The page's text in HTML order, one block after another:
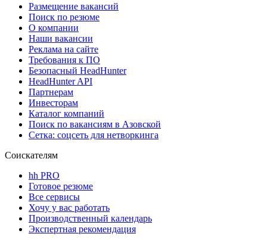
Размещение вакансий
Поиск по резюме
О компании
Наши вакансии
Реклама на сайте
Требования к ПО
Безопасный HeadHunter
HeadHunter API
Партнерам
Инвесторам
Каталог компаний
Поиск по вакансиям в Азовской
Сетка: соцсеть для нетворкинга
Соискателям
hh PRO
Готовое резюме
Все сервисы
Хочу у вас работать
Производственный календарь
Экспертная рекомендация